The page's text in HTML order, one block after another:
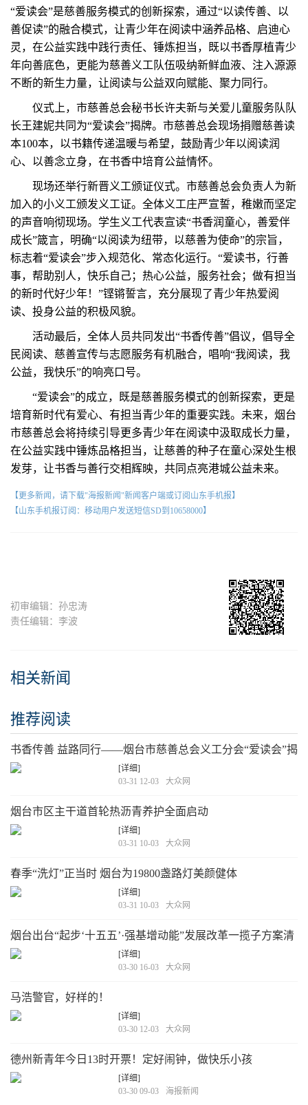
“爱读会”是慈善服务模式的创新探索，通过“以读传善、以
善促读”的融合模式，让青少年在阅读中涵养品格、启迪心
灵，在公益实践中践行责任、锤炼担当，既以书香厚植青少
年向善底色，更能为慈善义工队伍吸纳新鲜血液、注入源源
不断的新生力量，让阅读与公益双向赋能、聚力同行。
仪式上，市慈善总会秘书长许夫新与关爱儿童服务队队
长王建妮共同为“爱读会”揭牌。市慈善总会现场捐赠慈善读
本100本，以书籍传递温暖与希望，鼓励青少年以阅读润
心、以善念立身，在书香中培育公益情怀。
现场还举行新晋义工颁证仪式。市慈善总会负责人为新
加入的小义工颁发义工证。全体义工庄严宣誓，稚嫩而坚定
的声音响彻现场。学生义工代表宣读“书香润童心，善爱伴
成长”箴言，明确“以阅读为纽带，以慈善为使命”的宗旨，
标志着“爱读会”步入规范化、常态化运行。“爱读书，行善
事，帮助别人，快乐自己；热心公益，服务社会；做有担当
的新时代好少年！”铿锵誓言，充分展现了青少年热爱阅
读、投身公益的积极风貌。
活动最后，全体人员共同发出“书香传善”倡议，倡导全
民阅读、慈善宣传与志愿服务有机融合，唱响“我阅读，我
公益，我快乐”的响亮口号。
“爱读会”的成立，既是慈善服务模式的创新探索，更是
培育新时代有爱心、有担当青少年的重要实践。未来，烟台
市慈善总会将持续引导更多青少年在阅读中汲取成长力量，
在公益实践中锤炼品格担当，让慈善的种子在童心深处生根
发芽，让书香与善行交相辉映，共同点亮港城公益未来。
【更多新闻，请下载"海报新闻"新闻客户端或订阅山东手机报】
【山东手机报订阅：移动用户发送短信SD到10658000】
初审编辑：孙忠涛
责任编辑：李波
相关新闻
推荐阅读
书香传善 益路同行——烟台市慈善总会义工分会“爱读会”揭
牌成立
[详细]
03-31 12-03
大众网
烟台市区主干道首轮热沥青养护全面启动
[详细]
03-31 10-03
大众网
春季“洗灯”正当时 烟台为19800盏路灯美颜健体
[详细]
03-31 10-03
大众网
烟台出台“起步‘十五五’·强基增动能”发展改革一揽子方案清
单措施
[详细]
03-30 16-03
大众网
马浩警官，好样的！
[详细]
03-30 12-03
大众网
德州新青年今日13时开票！定好闹钟，做快乐小孩
[详细]
03-30 09-03
海报新闻